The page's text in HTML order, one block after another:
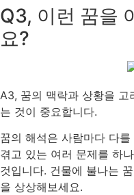
Q3, 이런 꿈을
요?
A3, 꿈의 맥락과 상황을
는 것이 중요합니다.
꿈의 해석은 사람마다 다
겪고 있는 여러 문제를 하
것입니다. 건물에 불나는
을 상상해보세요.